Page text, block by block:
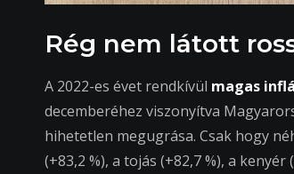
Rég nem látott
A 2022-es évet rendkívül magas
decemberéhez viszonyítva
hihetetlen megugrása. Csak hogy
(+83,2 %), a tojás (+82,7 %), a